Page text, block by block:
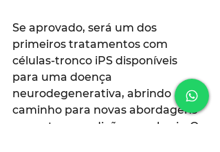
Se aprovado, será um dos
primeiros tratamentos com
células-tronco iPS disponíveis
para uma doença
neurodegenerativa, abrindo
caminho para novas abordagens
em outras condições cerebrais. O